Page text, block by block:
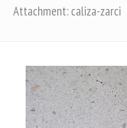
Attachment: caliza-zarci